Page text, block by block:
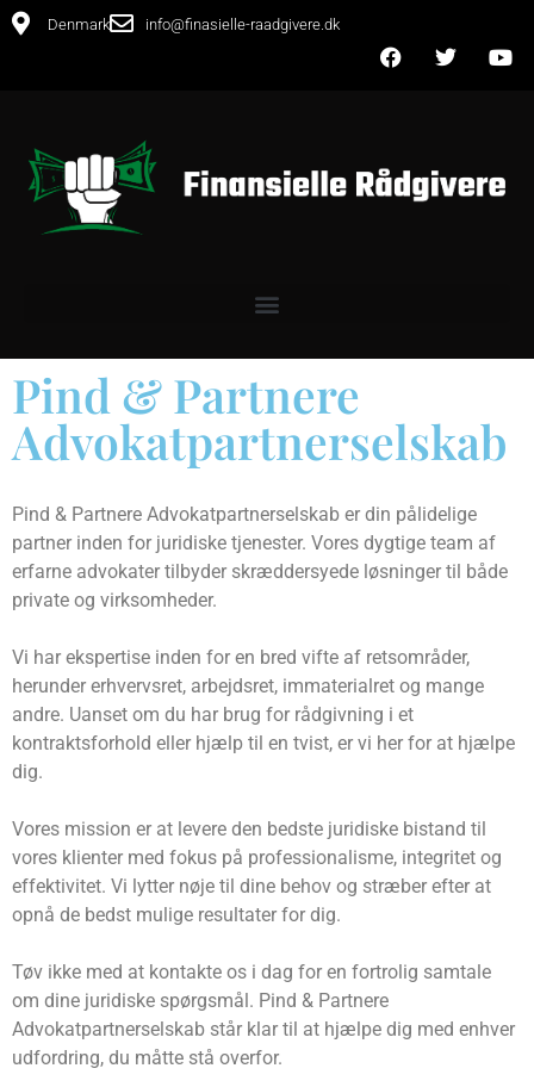
Denmark info@finasielle-raadgivere.dk
Pind & Partnere
Advokatpartnerselskab
Pind & Partnere Advokatpartnerselskab er din pålidelige
partner inden for juridiske tjenester. Vores dygtige team af
erfarne advokater tilbyder skræddersyede løsninger til både
private og virksomheder.
Vi har ekspertise inden for en bred vifte af retsområder,
herunder erhvervsret, arbejdsret, immaterialret og mange
andre. Uanset om du har brug for rådgivning i et
kontraktsforhold eller hjælp til en tvist, er vi her for at hjælpe
dig.
Vores mission er at levere den bedste juridiske bistand til
vores klienter med fokus på professionalisme, integritet og
effektivitet. Vi lytter nøje til dine behov og stræber efter at
opnå de bedst mulige resultater for dig.
Tøv ikke med at kontakte os i dag for en fortrolig samtale
om dine juridiske spørgsmål. Pind & Partnere
Advokatpartnerselskab står klar til at hjælpe dig med enhver
udfordring, du måtte stå overfor.